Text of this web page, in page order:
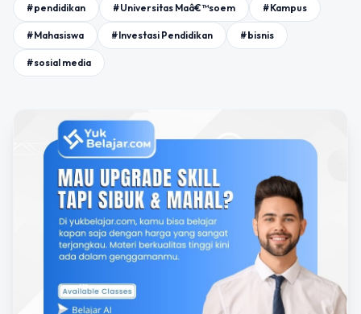
#pendidikan #Universitas Maâ€™soem #Kampus
#Mahasiswa #Investasi Pendidikan #bisnis
#sosial media